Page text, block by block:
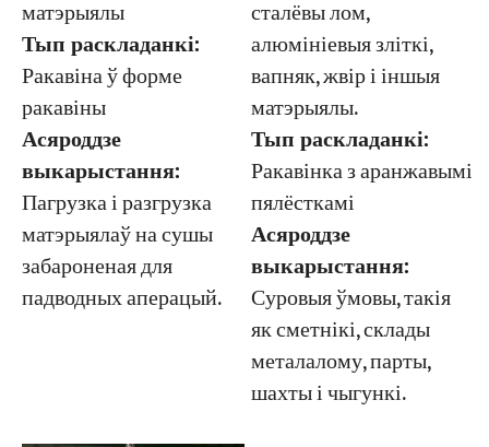
матэрыялы
Тып раскладанкі:
Ракавіна ў форме
ракавіны
Асяроддзе
выкарыстання:
Пагрузка і разгрузка
матэрыялаў на сушы
забароненая для
падводных аперацый.
сталёвы лом,
алюмініевыя зліткі,
вапняк, жвір і іншыя
матэрыялы.
Тып раскладанкі:
Ракавінка з аранжавымі
пялёсткамі
Асяроддзе
выкарыстання:
Суровыя ўмовы, такія
як сметнікі, склады
металалому, парты,
шахты і чыгункі.